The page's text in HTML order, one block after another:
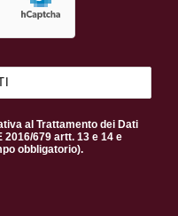
al Trattamento dei Dati
679 artt. 13 e 14 e
obbligatorio).